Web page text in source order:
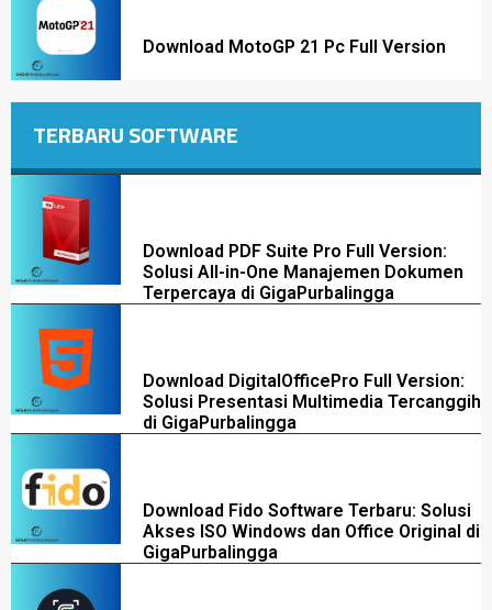
Download MotoGP 21 Pc Full Version
TERBARU SOFTWARE
Download PDF Suite Pro Full Version:
Solusi All-in-One Manajemen Dokumen
Terpercaya di GigaPurbalingga
Download DigitalOfficePro Full Version:
Solusi Presentasi Multimedia Tercanggih
di GigaPurbalingga
Download Fido Software Terbaru: Solusi
Akses ISO Windows dan Office Original di
GigaPurbalingga